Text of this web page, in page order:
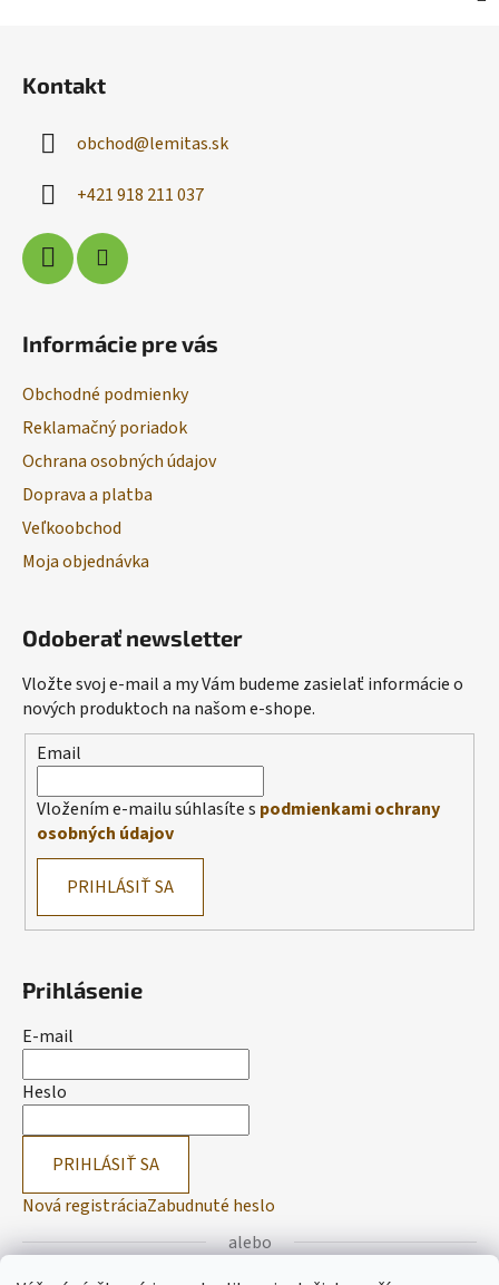
Kontakt
obchod@lemitas.sk
+421 918 211 037
Informácie pre vás
Obchodné podmienky
Reklamačný poriadok
Ochrana osobných údajov
Doprava a platba
Veľkoobchod
Moja objednávka
Odoberať newsletter
Vložte svoj e-mail a my Vám budeme zasielať informácie o
nových produktoch na našom e-shope.
Email
Vložením e-mailu súhlasíte s podmienkami ochrany
osobných údajov
PRIHLÁSIŤ SA
Prihlásenie
E-mail
Heslo
PRIHLÁSIŤ SA
Nová registráciaZabudnuté heslo
alebo